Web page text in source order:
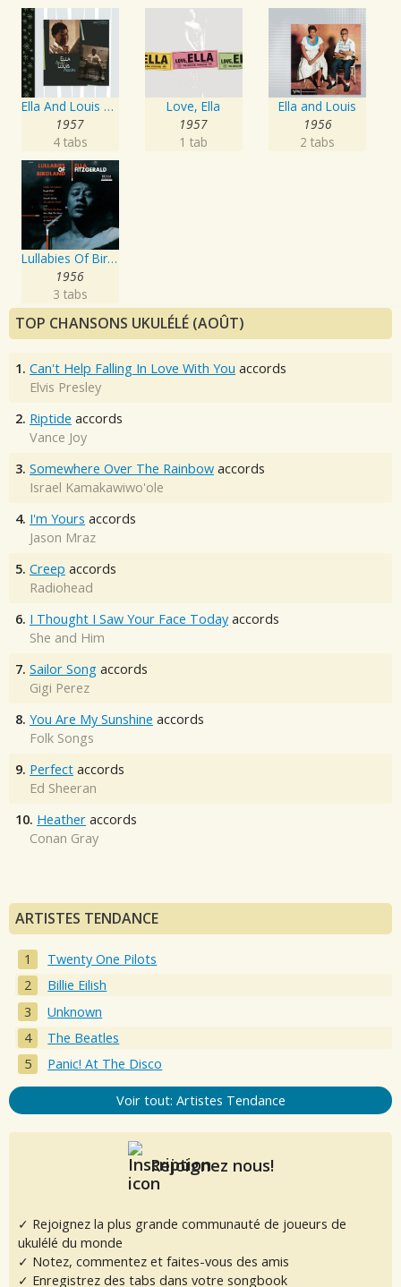
Ella And Louis Again
1957
4 tabs
Love, Ella
1957
1 tab
Ella and Louis
1956
2 tabs
Lullabies Of Birdland
1956
3 tabs
TOP CHANSONS UKULÉLÉ (AOÛT)
1. Can't Help Falling In Love With You accords
Elvis Presley
2. Riptide accords
Vance Joy
3. Somewhere Over The Rainbow accords
Israel Kamakawiwo'ole
4. I'm Yours accords
Jason Mraz
5. Creep accords
Radiohead
6. I Thought I Saw Your Face Today accords
She and Him
7. Sailor Song accords
Gigi Perez
8. You Are My Sunshine accords
Folk Songs
9. Perfect accords
Ed Sheeran
10. Heather accords
Conan Gray
ARTISTES TENDANCE
Twenty One Pilots
Billie Eilish
Unknown
The Beatles
Panic! At The Disco
Voir tout: Artistes Tendance
Rejoignez nous!
✓ Rejoignez la plus grande communauté de joueurs de
ukulélé du monde
✓ Notez, commentez et faites-vous des amis
✓ Enregistrez des tabs dans votre songbook